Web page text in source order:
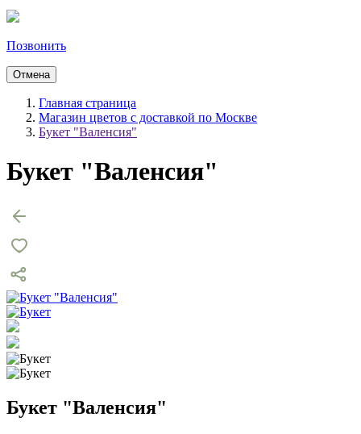
Позвонить
Отмена
Главная страница
Магазин цветов с доставкой по Москве
Букет "Валенсия"
Букет "Валенсия"
Букет "Валенсия"